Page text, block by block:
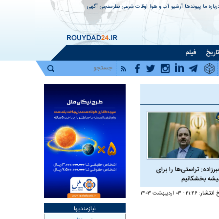
ما پیوندها آرشیو آب و هوا اوقات شرعی نظرسنجی آگهی
تاریخ فیلم
تراستی‌ها را برای
بخشکانیم
انتشار: ۲۱:۴۶ - ۰۳ ارديبهشت ۱۴۰۳
نیازمندیها